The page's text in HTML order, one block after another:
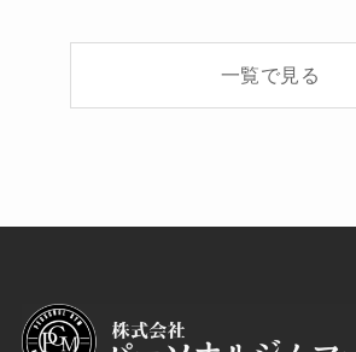
一覧で見る